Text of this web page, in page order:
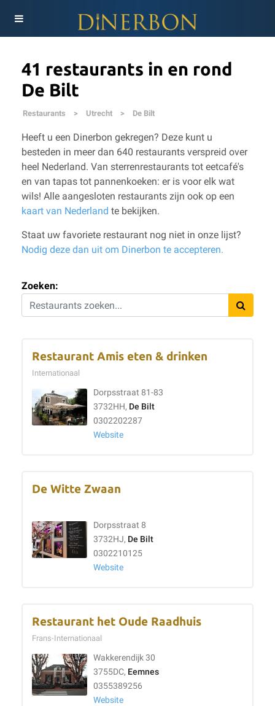
41 restaurants in en rond
De Bilt
Restaurants > Utrecht > De Bilt
Heeft u een Dinerbon gekregen? Deze kunt u
besteden in meer dan 640 restaurants verspreid over
heel Nederland. Van sterrenrestaurants tot eetcafé's
en van tapas tot pannenkoeken: er is voor elk wat
wils! Alle aangesloten restaurants zijn ook op een
kaart van Nederland te bekijken.
Staat uw favoriete restaurant nog niet in onze lijst?
Nodig deze dan uit om Dinerbon te accepteren.
Zoeken:
Restaurant Amis eten & drinken
Internationaal
Dorpsstraat 81-83
3732HH, De Bilt
0302202287
Website
De Witte Zwaan
Dorpsstraat 8
3732HJ, De Bilt
0302210125
Website
Restaurant het Oude Raadhuis
Frans-Internationaal
Wakkerendijk 30
3755DC, Eemnes
0355389256
Website